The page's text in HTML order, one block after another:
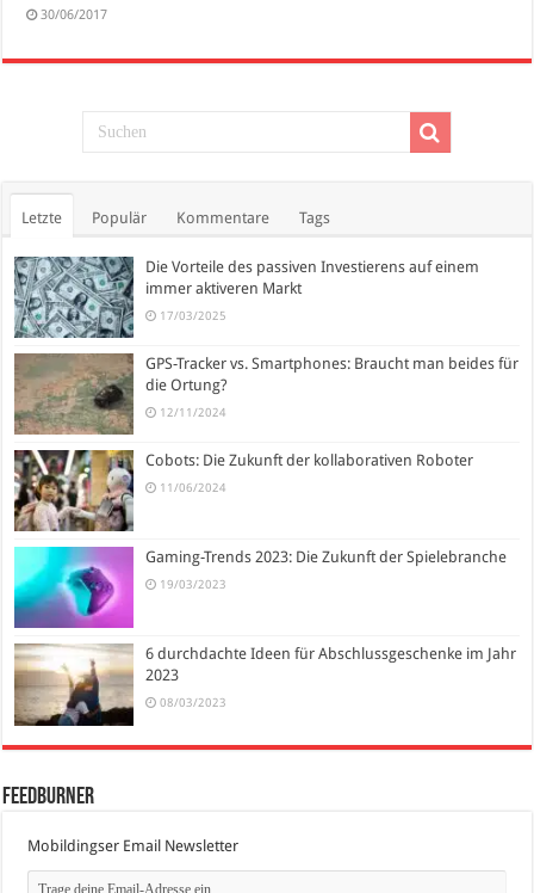
30/06/2017
Letzte Populär Kommentare Tags
Die Vorteile des passiven Investierens auf einem
immer aktiveren Markt
17/03/2025
GPS-Tracker vs. Smartphones: Braucht man beides für
die Ortung?
12/11/2024
Cobots: Die Zukunft der kollaborativen Roboter
11/06/2024
Gaming-Trends 2023: Die Zukunft der Spielebranche
19/03/2023
6 durchdachte Ideen für Abschlussgeschenke im Jahr
2023
08/03/2023
FeedBurner
Mobildingser Email Newsletter